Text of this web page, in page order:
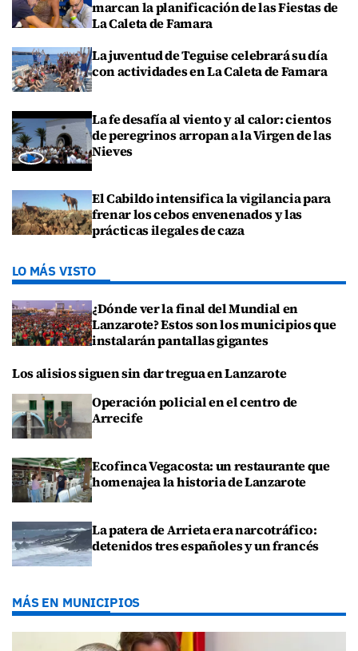
marcan la planificación de las Fiestas de
La Caleta de Famara
La juventud de Teguise celebrará su día
con actividades en La Caleta de Famara
La fe desafía al viento y al calor: cientos
de peregrinos arropan a la Virgen de las
Nieves
El Cabildo intensifica la vigilancia para
frenar los cebos envenenados y las
prácticas ilegales de caza
LO MÁS VISTO
¿Dónde ver la final del Mundial en
Lanzarote? Estos son los municipios que
instalarán pantallas gigantes
Los alisios siguen sin dar tregua en Lanzarote
Operación policial en el centro de
Arrecife
Ecofinca Vegacosta: un restaurante que
homenajea la historia de Lanzarote
La patera de Arrieta era narcotráfico:
detenidos tres españoles y un francés
MÁS EN MUNICIPIOS